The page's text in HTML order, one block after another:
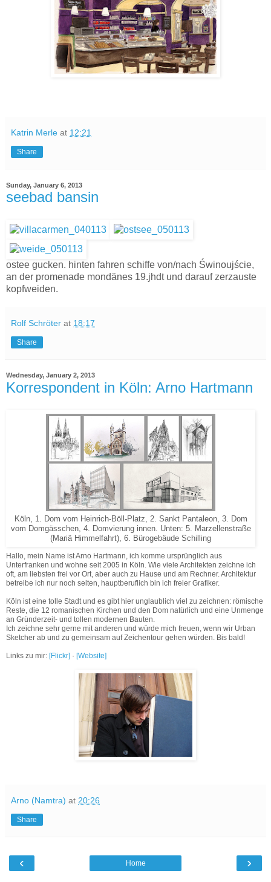
Katrin Merle at 12:21
Share
Sunday, January 6, 2013
seebad bansin
ostee gucken. hinten fahren schiffe von/nach Świnoujście,
an der promenade mondänes 19.jhdt und darauf zerzauste
kopfweiden.
Rolf Schröter at 18:17
Share
Wednesday, January 2, 2013
Korrespondent in Köln: Arno Hartmann
Köln, 1. Dom vom Heinrich-Böll-Platz, 2. Sankt Pantaleon, 3. Dom
vom Domgässchen, 4. Domvierung innen. Unten: 5. Marzellenstraße
(Mariä Himmelfahrt), 6. Bürogebäude Schilling
Hallo, mein Name ist Arno Hartmann, ich komme ursprünglich aus
Unterfranken und wohne seit 2005 in Köln. Wie viele Architekten zeichne ich
oft, am liebsten frei vor Ort, aber auch zu Hause und am Rechner. Architektur
betreibe ich nur noch selten, hauptberuflich bin ich freier Grafiker.
Köln ist eine tolle Stadt und es gibt hier unglaublich viel zu zeichnen: römische
Reste, die 12 romanischen Kirchen und den Dom natürlich und eine Unmenge
an Gründerzeit- und tollen modernen Bauten.
Ich zeichne sehr gerne mit anderen und würde mich freuen, wenn wir Urban
Sketcher ab und zu gemeinsam auf Zeichentour gehen würden. Bis bald!
Links zu mir: [Flickr] · [Website]
Arno (Namtra) at 20:26
Share
‹ ›
Home